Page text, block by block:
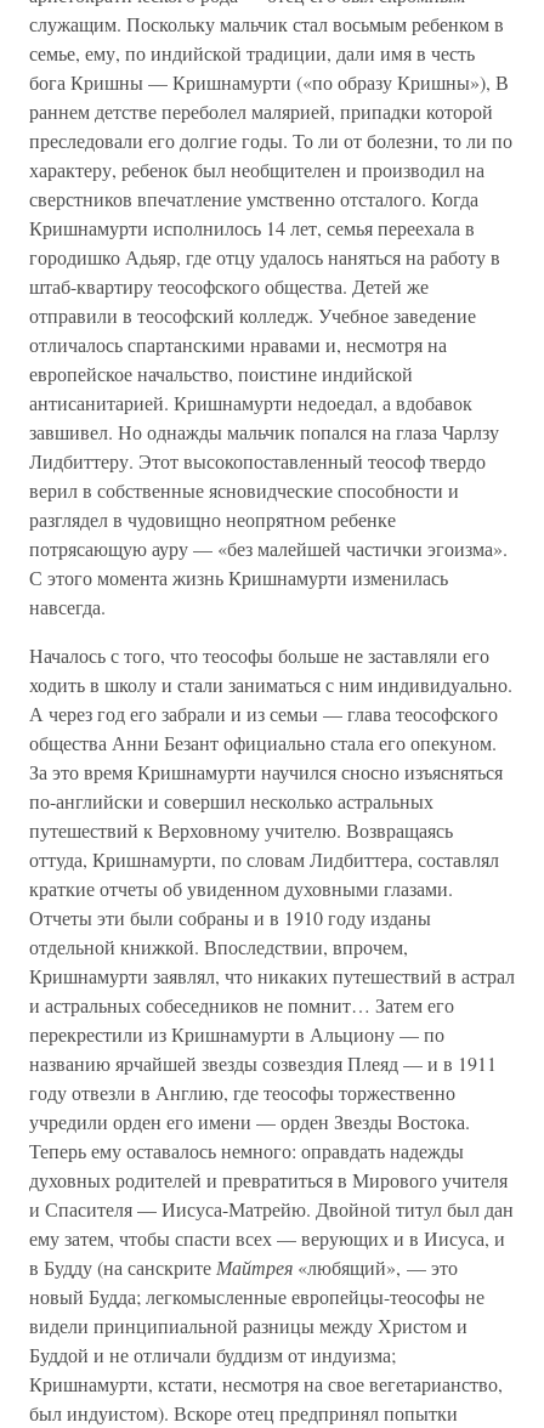
служащим. Поскольку мальчик стал восьмым ребенком в
семье, ему, по индийской традиции, дали имя в честь
бога Кришны — Кришнамурти («по образу Кришны»), В
раннем детстве переболел малярией, припадки которой
преследовали его долгие годы. То ли от болезни, то ли по
характеру, ребенок был необщителен и производил на
сверстников впечатление умственно отсталого. Когда
Кришнамурти исполнилось 14 лет, семья переехала в
городишко Адьяр, где отцу удалось наняться на работу в
штаб-квартиру теософского общества. Детей же
отправили в теософский колледж. Учебное заведение
отличалось спартанскими нравами и, несмотря на
европейское начальство, поистине индийской
антисанитарией. Кришнамурти недоедал, а вдобавок
завшивел. Но однажды мальчик попался на глаза Чарлзу
Лидбиттеру. Этот высокопоставленный теософ твердо
верил в собственные ясновидческие способности и
разглядел в чудовищно неопрятном ребенке
потрясающую ауру — «без малейшей частички эгоизма».
С этого момента жизнь Кришнамурти изменилась
навсегда.
Началось с того, что теософы больше не заставляли его
ходить в школу и стали заниматься с ним индивидуально.
А через год его забрали и из семьи — глава теософского
общества Анни Безант официально стала его опекуном.
За это время Кришнамурти научился сносно изъясняться
по-английски и совершил несколько астральных
путешествий к Верховному учителю. Возвращаясь
оттуда, Кришнамурти, по словам Лидбиттера, составлял
краткие отчеты об увиденном духовными глазами.
Отчеты эти были собраны и в 1910 году изданы
отдельной книжкой. Впоследствии, впрочем,
Кришнамурти заявлял, что никаких путешествий в астрал
и астральных собеседников не помнит… Затем его
перекрестили из Кришнамурти в Альциону — по
названию ярчайшей звезды созвездия Плеяд — и в 1911
году отвезли в Англию, где теософы торжественно
учредили орден его имени — орден Звезды Востока.
Теперь ему оставалось немного: оправдать надежды
духовных родителей и превратиться в Мирового учителя
и Спасителя — Иисуса-Матрейю. Двойной титул был дан
ему затем, чтобы спасти всех — верующих и в Иисуса, и
в Будду (на санскрите Майтрея «любящий», — это
новый Будда; легкомысленные европейцы-теософы не
видели принципиальной разницы между Христом и
Буддой и не отличали буддизм от индуизма;
Кришнамурти, кстати, несмотря на свое вегетарианство,
был индуистом). Вскоре отец предпринял попытки